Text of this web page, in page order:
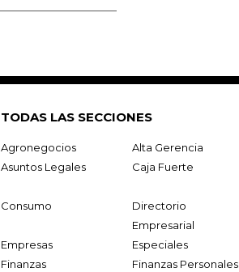
TODAS LAS SECCIONES
Agronegocios Alta Gerencia
Asuntos Legales
Caja Fuerte
Consumo
Directorio
Empresarial
Empresas Especiales
Finanzas
Finanzas Personales